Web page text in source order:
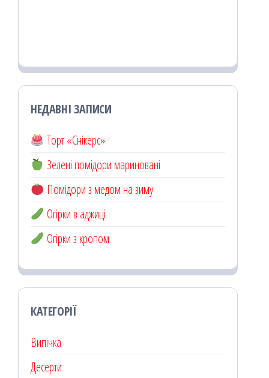
НЕДАВНІ ЗАПИСИ
Торт «Снікерс»
Зелені помідори мариновані
Помідори з медом на зиму
Огірки в аджиці
Огірки з кропом
КАТЕГОРІЇ
Випічка
Десерти